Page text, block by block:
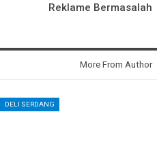
Reklame Bermasalah
More From Author
DELI SERDANG